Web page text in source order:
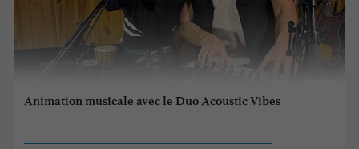
Animation musicale avec le Duo Acoustic Vibes